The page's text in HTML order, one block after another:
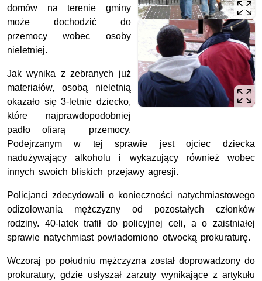
domów na terenie gminy
może dochodzić do
przemocy wobec osoby
nieletniej.
Jak wynika z zebranych już
materiałów, osobą nieletnią
okazało się 3-letnie dziecko,
które najprawdopodobniej
padło ofiarą przemocy.
Podejrzanym w tej sprawie jest ojciec dziecka
nadużywający alkoholu i wykazujący również wobec
innych swoich bliskich przejawy agresji.
Policjanci zdecydowali o konieczności natychmiastowego
odizolowania mężczyzny od pozostałych członków
rodziny. 40-latek trafił do policyjnej celi, a o zaistniałej
sprawie natychmiast powiadomiono otwocką prokuraturę.
Wczoraj po południu mężczyzna został doprowadzony do
prokuratury, gdzie usłyszał zarzuty wynikające z artykułu